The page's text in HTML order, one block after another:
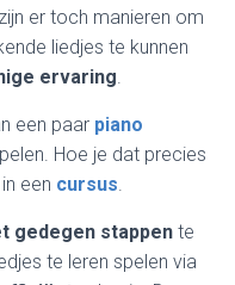
er toch manieren om
liedjes te kunnen
ervaring.
een paar piano
Hoe je dat precies
een cursus.
gedegen stappen te
te leren spelen via